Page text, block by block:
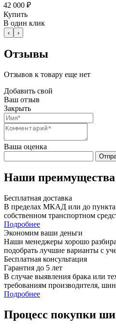
42 000 ₽
Купить
В один клик
‹ ›
Отзывы
Отзывов к товару еще нет
Добавить свой
Ваш отзыв
Закрыть
Ваша оценка
Наши преимущества
Бесплатная доставка
В пределах МКАД или до пункта
собственном транспортном
Подробнее
Экономим ваши деньги
Наши менеджеры хорошо
подобрать лучшие варианты с
Бесплатная консультация
Гарантия до 5 лет
В случае выявления брака или
требованиям производителя,
Подробнее
Процесс покупки